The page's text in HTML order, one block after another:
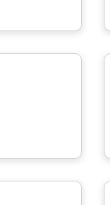
Maison
Maison